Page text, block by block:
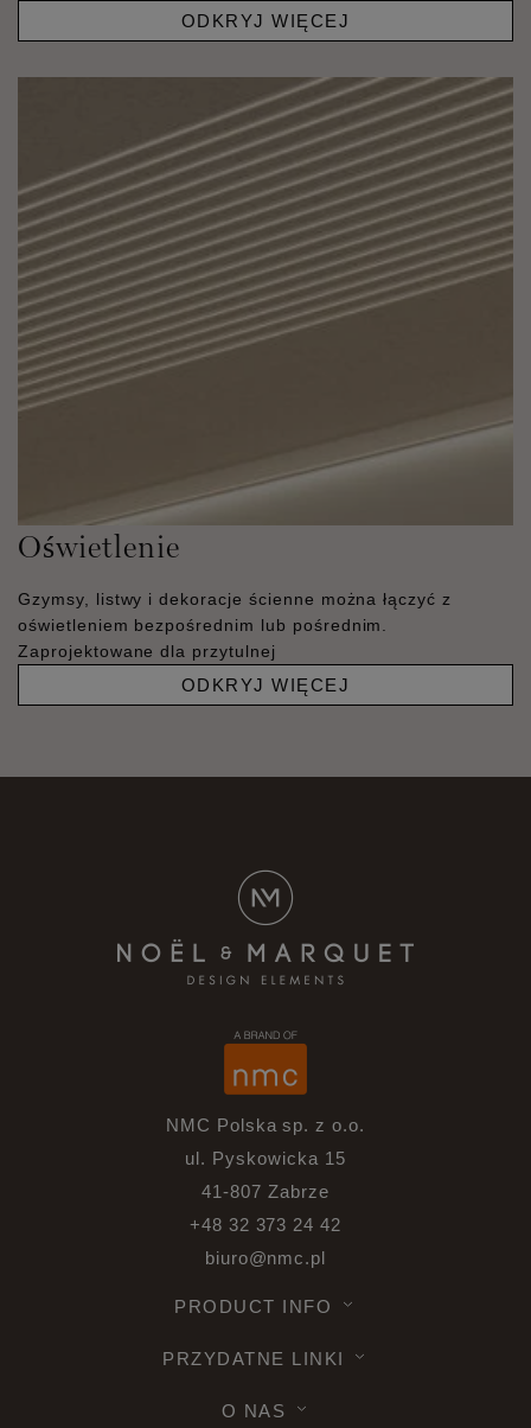
ODKRYJ WIĘCEJ
Oświetlenie
Gzymsy, listwy i dekoracje ścienne można łączyć z
oświetleniem bezpośrednim lub pośrednim.
Zaprojektowane dla przytulnej
ODKRYJ WIĘCEJ
NMC Polska sp. z o.o.
ul. Pyskowicka 15
41-807 Zabrze
+48 32 373 24 42
biuro@nmc.pl
PRODUCT INFO
PRZYDATNE LINKI
O NAS